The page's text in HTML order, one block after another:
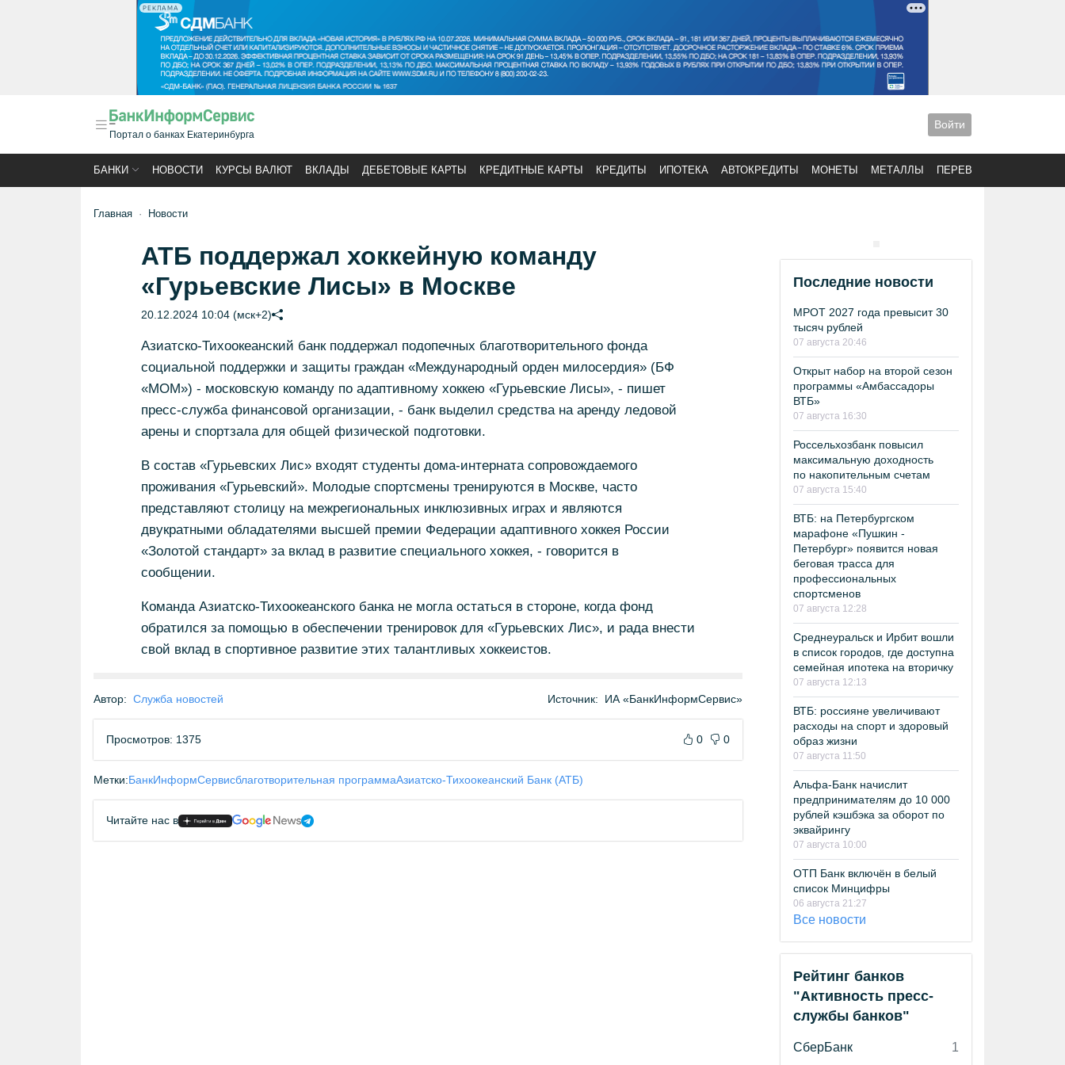
РЕКЛАМА
Портал о банках Екатеринбурга
Войти
БАНКИ НОВОСТИ КУРСЫ ВАЛЮТ ВКЛАДЫ ДЕБЕТОВЫЕ КАРТЫ КРЕДИТНЫЕ КАРТЫ КРЕДИТЫ ИПОТЕКА АВТОКРЕДИТЫ МОНЕТЫ МЕТАЛЛЫ ПЕРЕВОДЫ
Главная Новости
АТБ поддержал хоккейную команду
«Гурьевские Лисы» в Москве
20.12.2024 10:04 (мск+2)
Азиатско-Тихоокеанский банк поддержал подопечных благотворительного фонда
социальной поддержки и защиты граждан «Международный орден милосердия» (БФ
«МОМ») - московскую команду по адаптивному хоккею «Гурьевские Лисы», - пишет
пресс-служба финансовой организации, - банк выделил средства на аренду ледовой
арены и спортзала для общей физической подготовки.
В состав «Гурьевских Лис» входят студенты дома-интерната сопровождаемого
проживания «Гурьевский». Молодые спортсмены тренируются в Москве, часто
представляют столицу на межрегиональных инклюзивных играх и являются
двукратными обладателями высшей премии Федерации адаптивного хоккея России
«Золотой стандарт» за вклад в развитие специального хоккея, - говорится в
сообщении.
Команда Азиатско-Тихоокеанского банка не могла остаться в стороне, когда фонд
обратился за помощью в обеспечении тренировок для «Гурьевских Лис», и рада внести
свой вклад в спортивное развитие этих талантливых хоккеистов.
Автор: Служба новостей Источник: ИА «БанкИнформСервис»
Просмотров: 1375 0 0
Метки:БанкИнформСервисблаготворительная программаАзиатско-Тихоокеанский Банк (АТБ)
Читайте нас в
Последние новости
МРОТ 2027 года превысит 30
тысяч рублей
07 августа 20:46
Открыт набор на второй сезон
программы «Амбассадоры
ВТБ»
07 августа 16:30
Россельхозбанк повысил
максимальную доходность
по накопительным счетам
07 августа 15:40
ВТБ: на Петербургском
марафоне «Пушкин -
Петербург» появится новая
беговая трасса для
профессиональных
спортсменов
07 августа 12:28
Среднеуральск и Ирбит вошли
в список городов, где доступна
семейная ипотека на вторичку
07 августа 12:13
ВТБ: россияне увеличивают
расходы на спорт и здоровый
образ жизни
07 августа 11:50
Альфа-Банк начислит
предпринимателям до 10 000
рублей кэшбэка за оборот по
эквайрингу
07 августа 10:00
ОТП Банк включён в белый
список Минцифры
06 августа 21:27
Все новости
Рейтинг банков
"Активность пресс-
службы банков"
СберБанк
1